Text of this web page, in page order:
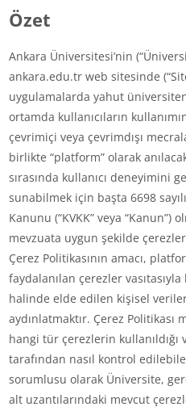
Özet
Ankara Üniversitesi’nin
ankara.edu.tr web sitesinde
uygulamalarda yahut
ortamda kullanıcıların
çevrimiçi veya çevrimdışı
birlikte “platform” olarak
sırasında kullanıcı deneyimini
sunabilmek için başta 6698
Kanunu (“KVKK” veya
mevzuata uygun şekilde
Çerez Politikasının amacı,
faydalanılan çerezler
halinde elde edilen kişisel
aydınlatmaktır. Çerez
hangi tür çerezlerin
tarafından nasıl kontrol
sorumlusu olarak Üniversite,
alt uzantılarındaki mevcut